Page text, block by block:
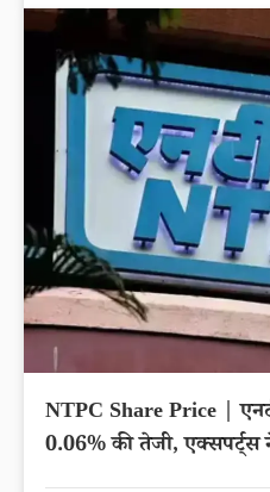
NTPC Share Price |
0.06% की तेजी,